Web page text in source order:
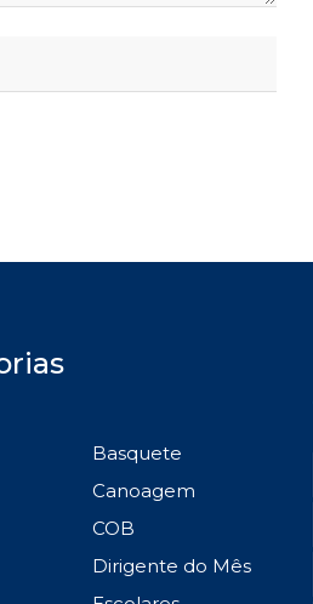
Basquete
Canoagem
COB
Dirigente do Mês